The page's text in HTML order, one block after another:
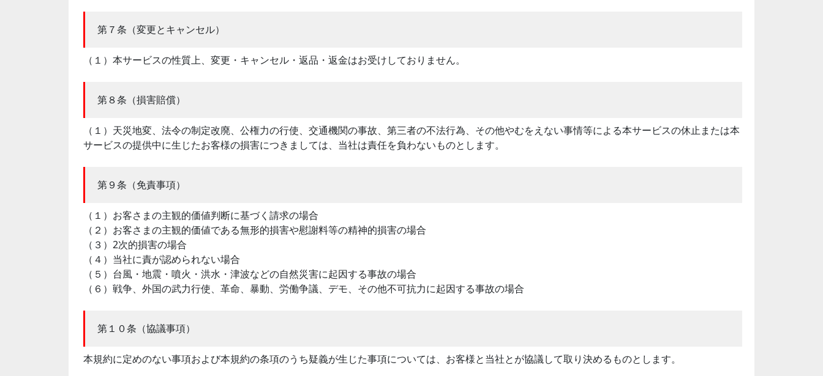
第７条（変更とキャンセル）
（１）本サービスの性質上、変更・キャンセル・返品・返金はお受けしておりません。
第８条（損害賠償）
（１）天災地変、法令の制定改廃、公権力の行使、交通機関の事故、第三者の不法行為、その他やむをえない事情等による本サービスの休止または本
サービスの提供中に生じたお客様の損害につきましては、当社は責任を負わないものとします。
第９条（免責事項）
（１）お客さまの主観的価値判断に基づく請求の場合
（２）お客さまの主観的価値である無形的損害や慰謝料等の精神的損害の場合
（３）2次的損害の場合
（４）当社に責が認められない場合
（５）台風・地震・噴火・洪水・津波などの自然災害に起因する事故の場合
（６）戦争、外国の武力行使、革命、暴動、労働争議、デモ、その他不可抗力に起因する事故の場合
第１０条（協議事項）
本規約に定めのない事項および本規約の条項のうち疑義が生じた事項については、お客様と当社とが協議して取り決めるものとします。